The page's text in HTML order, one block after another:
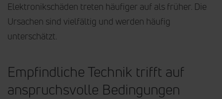
Elektronikschäden treten häufiger auf als früher. Die
Ursachen sind vielfältig und werden häufig
unterschätzt.
Empfindliche Technik trifft auf
anspruchsvolle Bedingungen